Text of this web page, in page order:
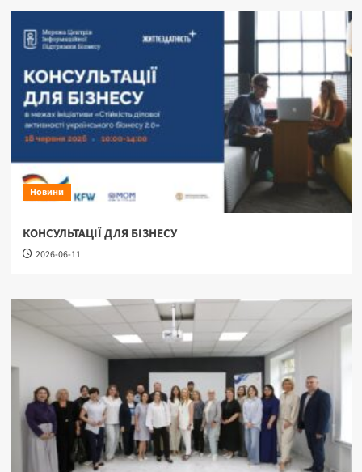
Новини
КОНСУЛЬТАЦІЇ ДЛЯ БІЗНЕСУ
2026-06-11